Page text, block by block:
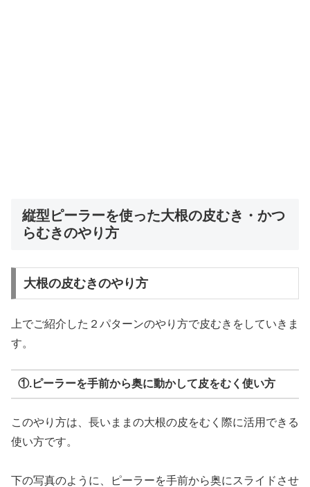
縦型ピーラーを使った大根の皮むき・かつ
らむきのやり方
大根の皮むきのやり方
上でご紹介した２パターンのやり方で皮むきをしていきま
す。
①.ピーラーを手前から奥に動かして皮をむく使い方
このやり方は、長いままの大根の皮をむく際に活用できる
使い方です。
下の写真のように、ピーラーを手前から奥にスライドさせ